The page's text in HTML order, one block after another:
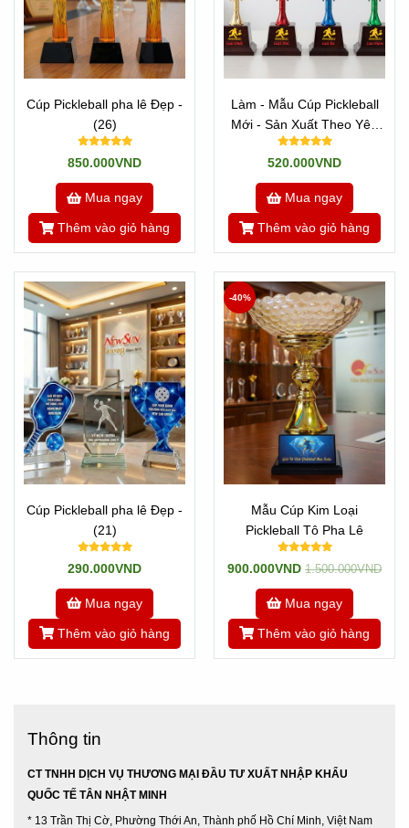
Cúp Pickleball pha lê Đẹp -
(26)
850.000VND
Mua ngay
Thêm vào giỏ hàng
Làm - Mẫu Cúp Pickleball
Mới - Sản Xuất Theo Yêu
Cầu (18)
520.000VND
Mua ngay
Thêm vào giỏ hàng
Cúp Pickleball pha lê Đẹp -
(21)
290.000VND
Mua ngay
Thêm vào giỏ hàng
Mẫu Cúp Kim Loại
Pickleball Tô Pha Lê
900.000VND 1.500.000VND
-40%
Mua ngay
Thêm vào giỏ hàng
Thông tin
CT TNHH DỊCH VỤ THƯƠNG MẠI ĐẦU TƯ XUẤT NHẬP KHẨU
QUỐC TẾ TÂN NHẬT MINH
* 13 Trần Thị Cờ, Phường Thới An, Thành phố Hồ Chí Minh, Việt Nam